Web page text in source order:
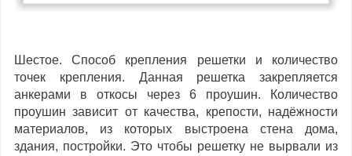
Шестое. Способ крепления решетки и количество
точек крепления. Данная решетка закрепляется
анкерами в откосы через 6 проушин. Количество
проушин зависит от качества, крепости, надёжности
материалов, из которых выстроена стена дома,
здания, постройки. Это чтобы решетку не вырвали из